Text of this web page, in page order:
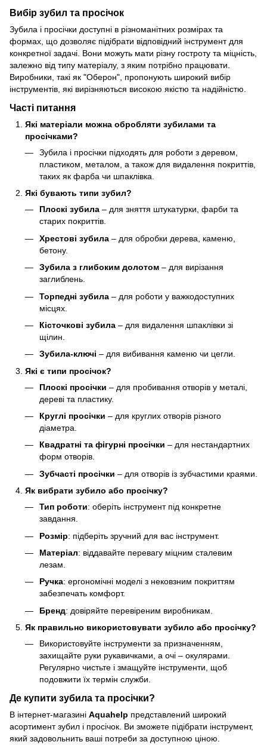
Вибір зубил та просічок
Зубила і просічки доступні в різноманітних розмірах та
формах, що дозволяє підібрати відповідний інструмент для
конкретної задачі. Вони можуть мати різну гостроту та міцність,
залежно від типу матеріалу, з яким потрібно працювати.
Виробники, такі як "Оберон", пропонують широкий вибір
інструментів, які вирізняються високою якістю та надійністю.
Часті питання
Які матеріали можна обробляти зубилами та
просічками?
Зубила і просічки підходять для роботи з деревом,
пластиком, металом, а також для видалення покриттів,
таких як фарба чи шпаклівка.
Які бувають типи зубил?
Плоскі зубила – для зняття штукатурки, фарби та
старих покриттів.
Хрестові зубила – для обробки дерева, каменю,
бетону.
Зубила з глибоким долотом – для вирізання
заглиблень.
Торпедні зубила – для роботи у важкодоступних
місцях.
Кісточкові зубила – для видалення шпаклівки зі
щілин.
Зубила-ключі – для вибивання каменю чи цегли.
Які є типи просічок?
Плоскі просічки – для пробивання отворів у металі,
дереві та пластику.
Круглі просічки – для круглих отворів різного
діаметра.
Квадратні та фігурні просічки – для нестандартних
форм отворів.
Зубчасті просічки – для отворів із зубчастими краями.
Як вибрати зубило або просічку?
Тип роботи: оберіть інструмент під конкретне
завдання.
Розмір: підберіть зручний для вас інструмент.
Матеріал: віддавайте перевагу міцним сталевим
лезам.
Ручка: ергономічні моделі з нековзним покриттям
забезпечать комфорт.
Бренд: довіряйте перевіреним виробникам.
Як правильно використовувати зубило або просічку?
Використовуйте інструменти за призначенням,
захищайте руки рукавичками, а очі – окулярами.
Регулярно чистьте і змащуйте інструменти, щоб
подовжити їх термін служби.
Де купити зубила та просічки?
В інтернет-магазині Aquahelp представлений широкий
асортимент зубил і просічок. Ви зможете підібрати інструмент,
який задовольнить ваші потреби за доступною ціною.